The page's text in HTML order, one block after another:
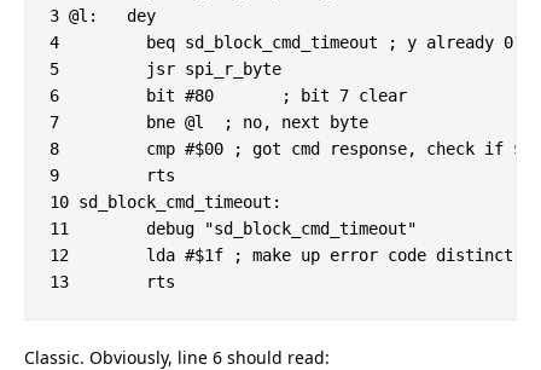
3 @l:	dey
4         beq sd_block_cmd_timeout ; y already 0?
5         jsr spi_r_byte
6         bit #80	; bit 7 clear
7         bne @l  ; no, next byte
8         cmp #$00 ; got cmd response, check if
9         rts
10 sd_block_cmd_timeout:
11        debug "sd_block_cmd_timeout"
12        lda #$1f ; make up error code distinct
Classic. Obviously, line 6 should read: